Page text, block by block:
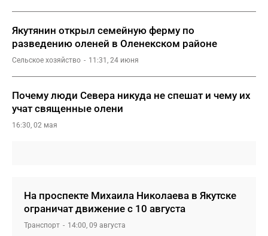
Якутянин открыл семейную ферму по
разведению оленей в Оленекском районе
Сельское хозяйство 11:31, 24 июня
Почему люди Севера никуда не спешат и чему их
учат священные олени
16:30, 02 мая
На проспекте Михаила Николаева в Якутске
ограничат движение с 10 августа
Транспорт 14:00, 09 августа